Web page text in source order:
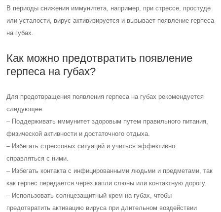
В периоды снижения иммунитета, например, при стрессе, простуде
или усталости, вирус активизируется и вызывает появление герпеса
на губах.
Как можно предотвратить появление
герпеса на губах?
Для предотвращения появления герпеса на губах рекомендуется
следующее:
– Поддерживать иммунитет здоровым путем правильного питания,
физической активности и достаточного отдыха.
– Избегать стрессовых ситуаций и учиться эффективно
справляться с ними.
– Избегать контакта с инфицированными людьми и предметами, так
как герпес передается через капли слюны или контактную дорогу.
– Использовать солнцезащитный крем на губах, чтобы
предотвратить активацию вируса при длительном воздействии